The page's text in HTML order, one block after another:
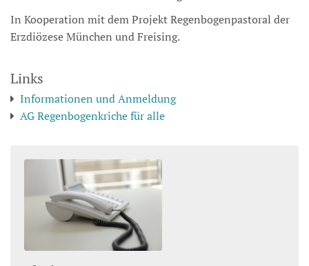
In Kooperation mit dem Projekt Regenbogenpastoral der
Erzdiözese München und Freising.
Links
Informationen und Anmeldung
AG Regenbogenkriche für alle